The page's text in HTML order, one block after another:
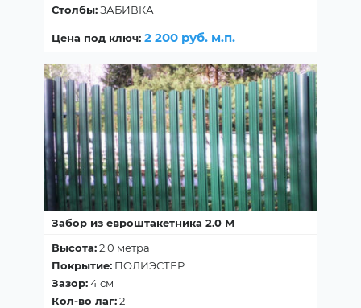
Столбы:ЗАБИВКА
Цена под ключ: 2 200 руб. м.п.
Забор из евроштакетника 2.0 М
Высота:2.0 метра
Покрытие: ПОЛИЭСТЕР
Зазор:4 см
Кол-во лаг:2